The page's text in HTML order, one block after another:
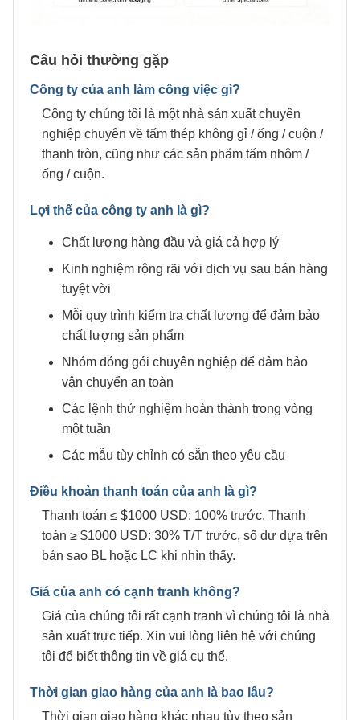
Câu hỏi thường gặp
Công ty của anh làm công việc gì?
Công ty chúng tôi là một nhà sản xuất chuyên
nghiệp chuyên về tấm thép không gỉ / ống / cuộn /
thanh tròn, cũng như các sản phẩm tấm nhôm /
ống / cuộn.
Lợi thế của công ty anh là gì?
Chất lượng hàng đầu và giá cả hợp lý
Kinh nghiệm rộng rãi với dịch vụ sau bán hàng
tuyệt vời
Mỗi quy trình kiểm tra chất lượng để đảm bảo
chất lượng sản phẩm
Nhóm đóng gói chuyên nghiệp để đảm bảo
vận chuyển an toàn
Các lệnh thử nghiệm hoàn thành trong vòng
một tuần
Các mẫu tùy chỉnh có sẵn theo yêu cầu
Điều khoản thanh toán của anh là gì?
Thanh toán ≤ $1000 USD: 100% trước. Thanh
toán ≥ $1000 USD: 30% T/T trước, số dư dựa trên
bản sao BL hoặc LC khi nhìn thấy.
Giá của anh có cạnh tranh không?
Giá của chúng tôi rất cạnh tranh vì chúng tôi là nhà
sản xuất trực tiếp. Xin vui lòng liên hệ với chúng
tôi để biết thông tin về giá cụ thể.
Thời gian giao hàng của anh là bao lâu?
Thời gian giao hàng khác nhau tùy theo sản